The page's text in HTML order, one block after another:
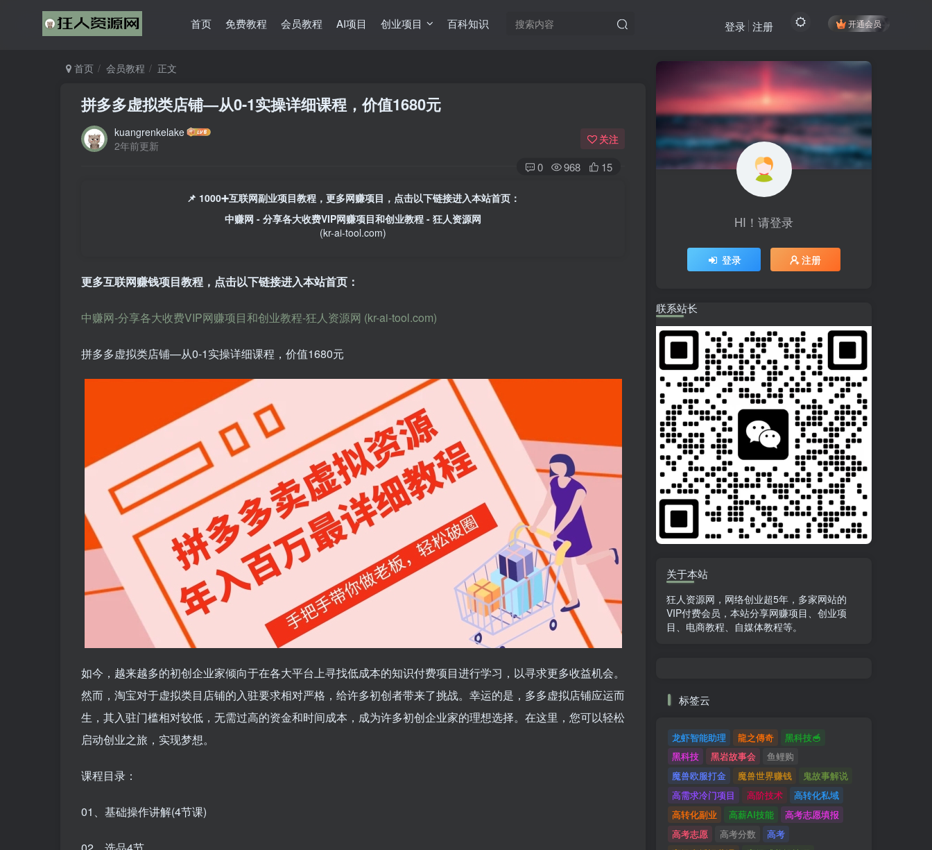
首页 免费教程 会员教程 AI项目 创业项目 百科知识 开通会员
登录 注册
首页 会员教程 正文
拼多多虚拟类店铺—从0-1实操详细课程，价值1680元
kuangrenkelake
2年前更新
关注
0 968 15
📌 1000➕互联网副业项目教程，更多网赚项目，点击以下链接进入本站首页：
中赚网 - 分享各大收费VIP网赚项目和创业教程 - 狂人资源网
(kr-ai-tool.com)
更多互联网赚钱项目教程，点击以下链接进入本站首页 ：
中赚网-分享各大收费VIP网赚项目和创业教程-狂人资源网 (kr-ai-tool.com)
拼多多虚拟类店铺—从0-1实操详细课程，价值1680元
如今，越来越多的初创企业家倾向于在各大平台上寻找低成本的知识付费项目进行学习，以寻求更多收益机会。
然而，淘宝对于虚拟类目店铺的入驻要求相对严格，给许多初创者带来了挑战。幸运的是，多多虚拟店铺应运而
生，其入驻门槛相对较低，无需过高的资金和时间成本，成为许多初创企业家的理想选择。在这里，您可以轻松
启动创业之旅，实现梦想。
课程目录：
01、基础操作讲解(4节课)
HI！请登录
登录 注册
HI！请登录
登录 注册
联系站长
关于本站
狂人资源网，网络创业超5年，多家网站的
VIP付费会员，本站分享网赚项目、创业项
目、电商教程、自媒体教程等。
标签云
龙虾智能助理 龍之傳奇
黑科技🥣
黑科技
黑岩故事会
鱼鲤购
魔兽欧服打金
魔兽世界赚钱
鬼故事解说
高需求冷门项目
高阶技术
高转化私域
高转化副业
高薪AI技能
高考志愿填报
高考志愿
高考分数
高考